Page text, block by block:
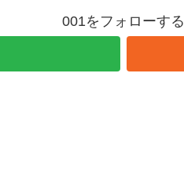
001をフォローする